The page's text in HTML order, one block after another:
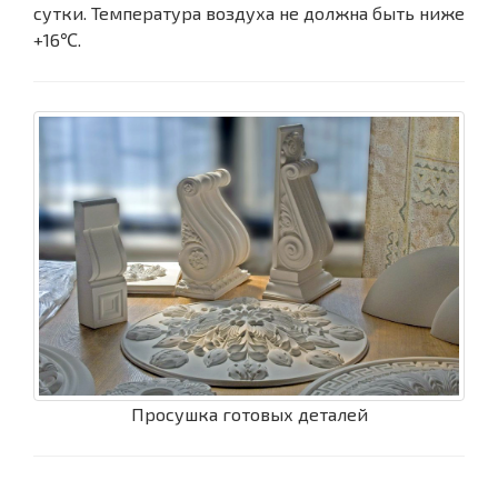
сутки. Температура воздуха не должна быть ниже
+16℃.
Просушка готовых деталей